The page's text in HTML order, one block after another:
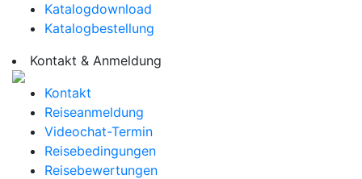
Katalogdownload
Katalogbestellung
Kontakt & Anmeldung
Kontakt
Reiseanmeldung
Videochat-Termin
Reisebedingungen
Reisebewertungen